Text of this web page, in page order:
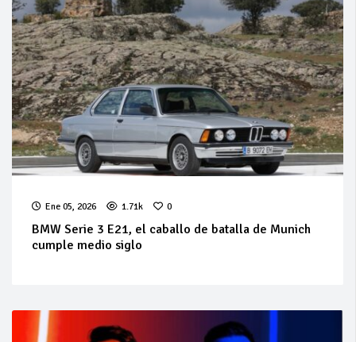
Ene 05, 2026 1.71k 0
BMW Serie 3 E21, el caballo de batalla de Munich
cumple medio siglo